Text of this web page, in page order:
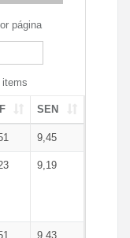
página
items
SEN
9,45
9,19
9,43